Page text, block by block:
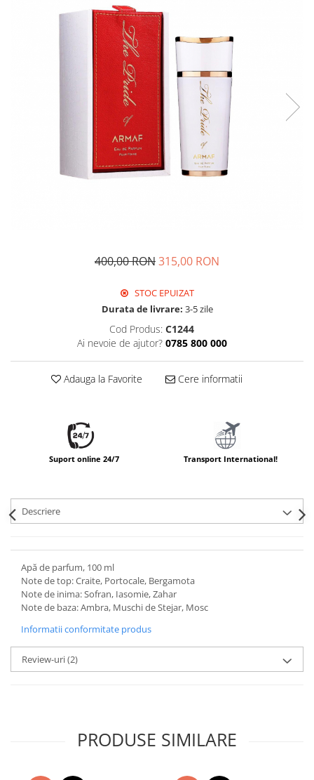
400,00 RON315,00 RON
STOC EPUIZAT
Durata de livrare: 3-5 zile
Cod Produs: C1244
Ai nevoie de ajutor? 0785 800 000
Adauga la Favorite Cere informatii
Suport online 24/7 Transport International!
Descriere
Apă de parfum, 100 ml
Note de top: Craite, Portocale, Bergamota
Note de inima: Sofran, Iasomie, Zahar
Note de baza: Ambra, Muschi de Stejar, Mosc
Informatii conformitate produs
Review-uri(2)
PRODUSE SIMILARE